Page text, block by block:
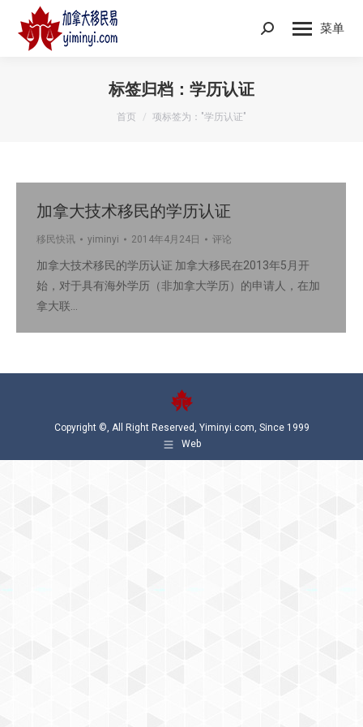
菜单
Search:
标签归档： 学历认证
您在这里：
首页 项标签为："学历认证"
加拿大技术移民的学历认证
移民快讯 yiminyi 2014年4月24日 评论
加拿大技术移民的学历认证 加拿大移民在2013年5月开
始，对于具有海外学历（非加拿大学历）的申请人，在加
拿大联…
Copyright ©, All Right Reserved, Yiminyi.com, Since 1999
Web